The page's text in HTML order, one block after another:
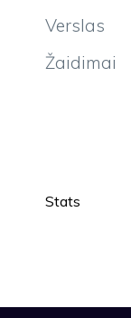
Verslas
Žaidimai
Stats